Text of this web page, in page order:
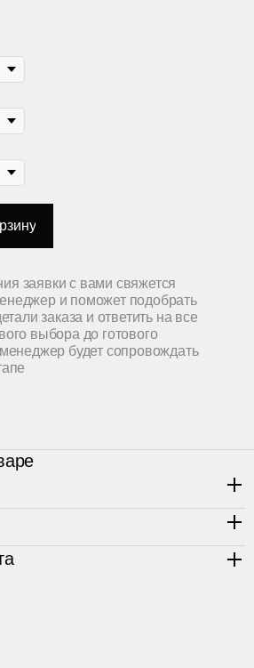
заявки с вами свяжется
и поможет подобрать
заказа и ответить на все
выбора до готового
будет сопровождать
изголовье кровати разделено на
мягким эргономичным